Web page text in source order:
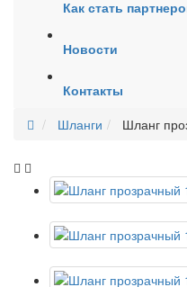
Как стать
Новости
Контакты
Шланги
Шланг